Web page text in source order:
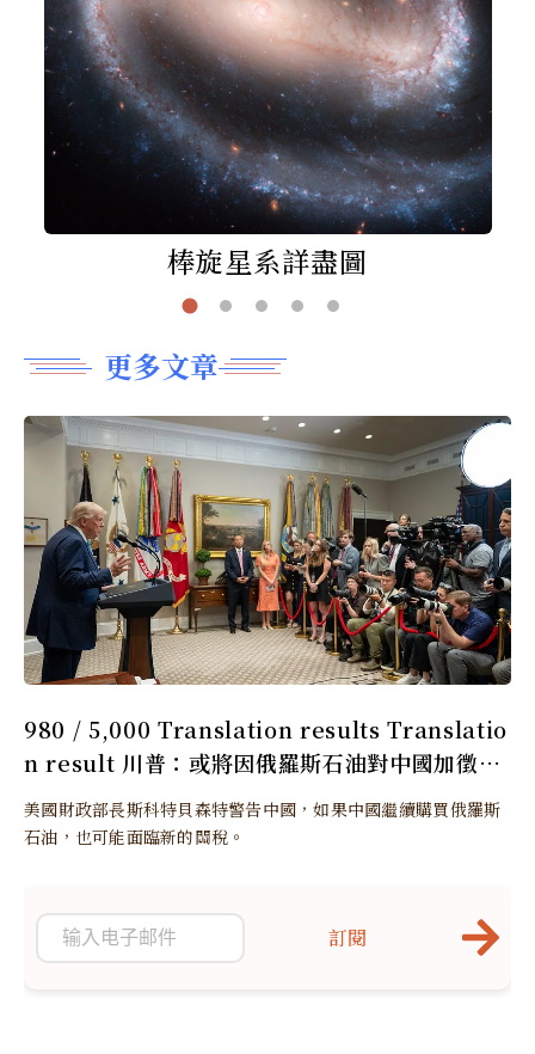
棒旋星系詳盡圖
更多文章
980 / 5,000 Translation results Translatio
n result 川普：或將因俄羅斯石油對中國加徵更
多關稅
美國財政部長斯科特貝森特警告中國，如果中國繼續購買俄羅斯
石油，也可能面臨新的關稅。
訂閱